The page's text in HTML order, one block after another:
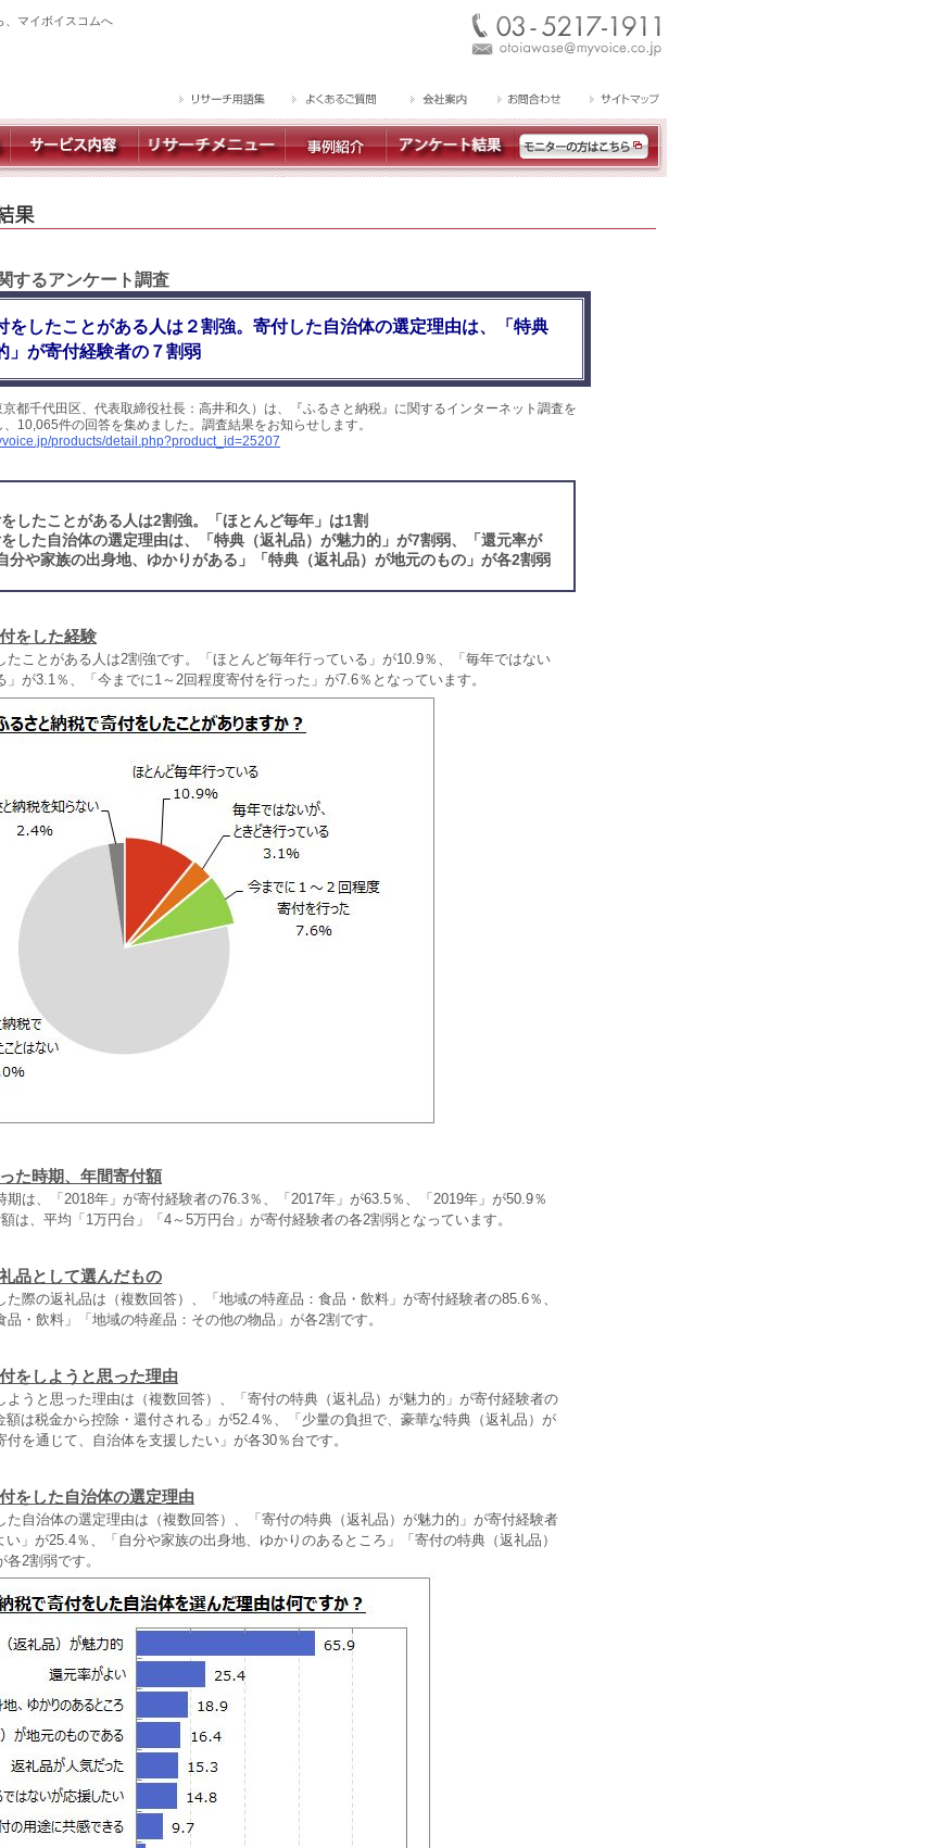
、マイボイスコムへ
するアンケート調査
をしたことがある人は２割強。寄付した自治体の選定理由は、「特典
」が寄付経験者の７割弱
都千代田区、代表取締役社長：高井和久）は、『ふるさと納税』に関するインターネット調査を
10,065件の回答を集めました。調査結果をお知らせします。
products/detail.php?product_id=25207
したことがある人は2割強。「ほとんど毎年」は1割
した自治体の選定理由は、「特典（返礼品）が魅力的」が7割弱、「還元率が
分や家族の出身地、ゆかりがある」「特典（返礼品）が地元のもの」が各2割弱
をした経験
たことがある人は2割強です。「ほとんど毎年行っている」が10.9％、「毎年ではない
」が3.1％、「今までに1～2回程度寄付を行った」が7.6％となっています。
た時期、年間寄付額
期は、「2018年」が寄付経験者の76.3％、「2017年」が63.5％、「2019年」が50.9％
は、平均「1万円台」「4～5万円台」が寄付経験者の各2割弱となっています。
品として選んだもの
際の返礼品は（複数回答）、「地域の特産品：食品・飲料」が寄付経験者の85.6％、
品・飲料」「地域の特産品：その他の物品」が各2割です。
をしようと思った理由
ようと思った理由は（複数回答）、「寄付の特典（返礼品）が魅力的」が寄付経験者の
額は税金から控除・還付される」が52.4％、「少量の負担で、豪華な特典（返礼品）が
付を通じて、自治体を支援したい」が各30％台です。
をした自治体の選定理由
た自治体の選定理由は（複数回答）、「寄付の特典（返礼品）が魅力的」が寄付経験者
」が25.4％、「自分や家族の出身地、ゆかりのあるところ」「寄付の特典（返礼品）
2割弱です。